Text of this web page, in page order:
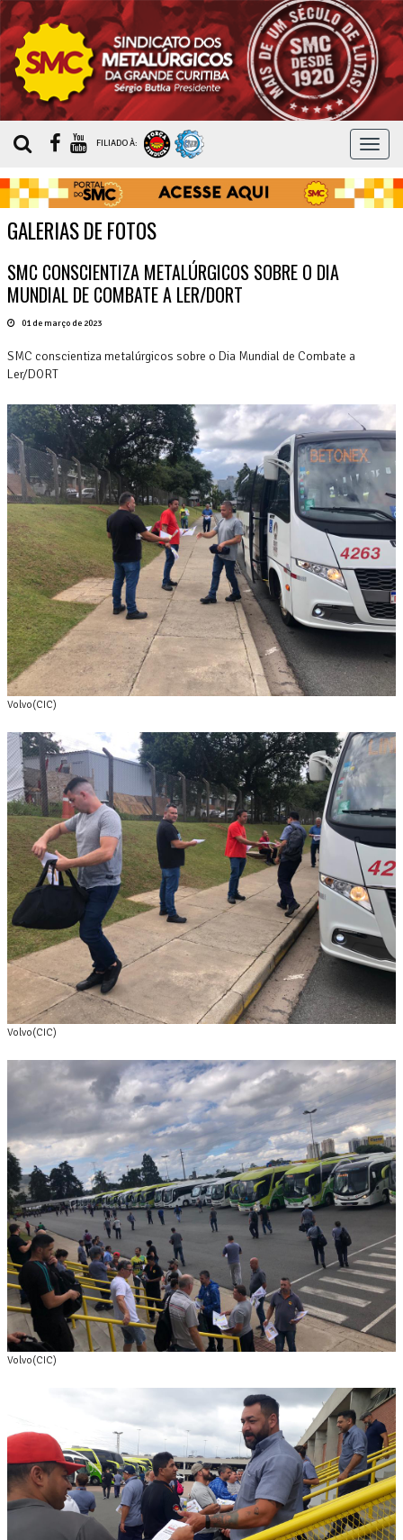
MENU
FILIADO À:
GALERIAS DE FOTOS
SMC CONSCIENTIZA METALÚRGICOS SOBRE O DIA
MUNDIAL DE COMBATE A LER/DORT
01 de março de 2023
SMC conscientiza metalúrgicos sobre o Dia Mundial de Combate a
Ler/DORT
Volvo(CIC)
Volvo(CIC)
Volvo(CIC)